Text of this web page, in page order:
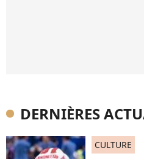
DERNIÈRES
CULTURE